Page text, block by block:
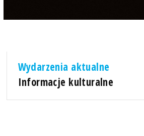
Wydarzenia aktualne
Informacje kulturalne